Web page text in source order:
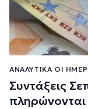
ΑΝΑΛΥΤΙΚΆ ΟΙ
Συντάξεις
πληρώνονται